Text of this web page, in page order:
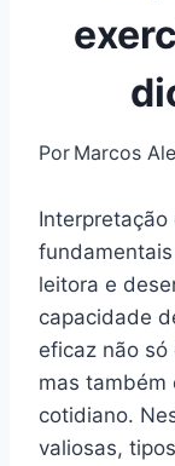
Por Marcos
leitora e
capacidade
eficaz não só
mas também
cotidiano.
valiosas,